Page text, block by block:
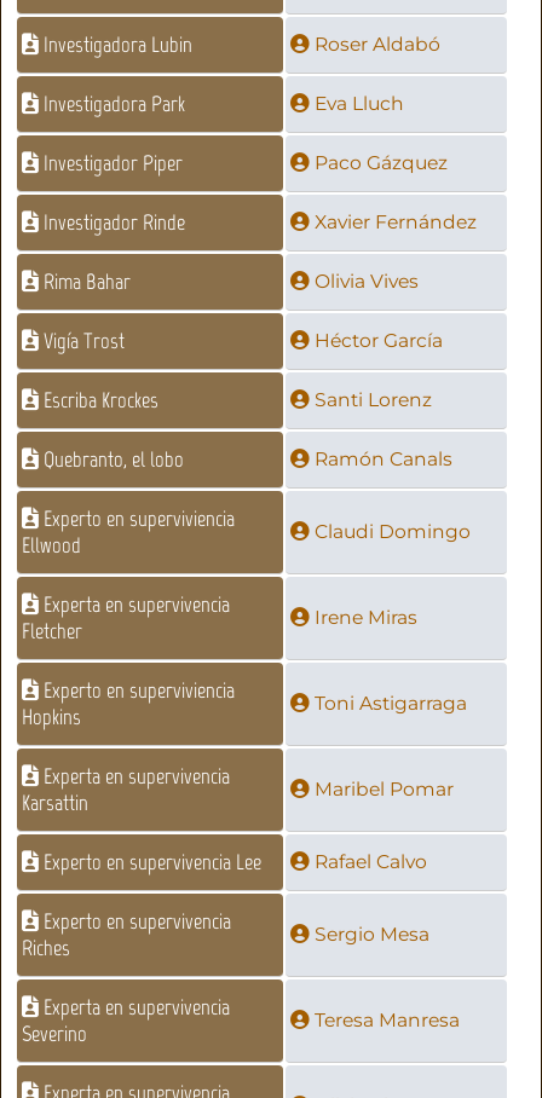
Investigadora Lubin Roser Aldabó
Investigadora Park Eva Lluch
Investigador Piper Paco Gázquez
Investigador Rinde Xavier Fernández
Rima Bahar Olivia Vives
Vigía Trost Héctor García
Escriba Krockes Santi Lorenz
Quebranto, el lobo Ramón Canals
Experto en superviviencia
Ellwood
Claudi Domingo
Experta en supervivencia
Fletcher
Irene Miras
Experto en superviviencia
Hopkins
Toni Astigarraga
Experta en supervivencia
Karsattin
Maribel Pomar
Experto en supervivencia Lee Rafael Calvo
Experto en supervivencia
Riches
Sergio Mesa
Experta en supervivencia
Severino
Teresa Manresa
Experta en supervivencia